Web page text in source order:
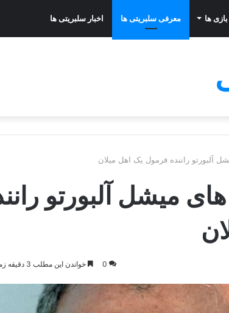
بازی ها معرفی سلبریتی ها اخبار سلبریتی ها
آلبورتو راننده فرمول یک اهل میلان
میشل آلبورتو
0 خواندن این مطلب 3 دقیقه زمان میبرد